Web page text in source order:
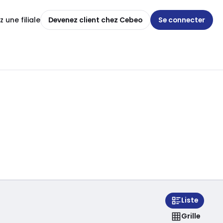
une filiale Devenez client chez Cebeo Se connecter
Liste
Grille